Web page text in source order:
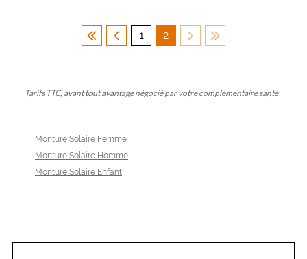
1 2
Tarifs TTC, avant tout avantage négocié par votre complémentaire santé
Monture Solaire Femme
Monture Solaire Homme
Monture Solaire Enfant